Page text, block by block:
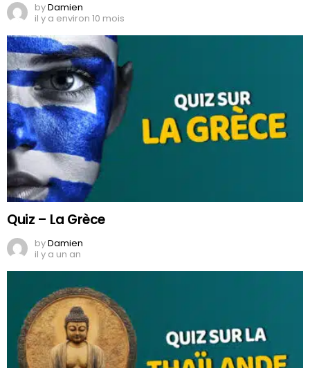
byDamien
il y a environ 10 mois
Quiz – La Grèce
byDamien
il y a un an